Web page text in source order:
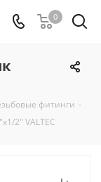
0
фитинги -
2" VALTEC